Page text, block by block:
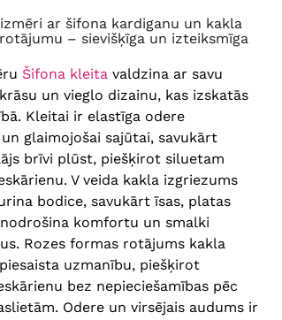
– sievišķīga un izteiksmīga
Šifona kleitavaldzina ar savu
un vieglo dizainu, kas izskatās
Kleitai ir elastīga odere
glaimojošai sajūtai, savukārt
brīvi plūst, piešķirot siluetam
V veida kakla izgriezums
bodice, savukārt īsas, platas
komfortu un smalki
Rozes formas rotājums kakla
uzmanību, piešķirot
bez nepieciešamības pēc
Odere un virsējais audums ir